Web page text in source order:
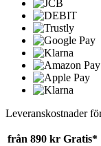
Leveranskostnader
från 890 kr Gratis*